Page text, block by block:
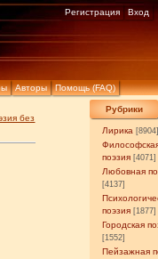
Авторы Помощь (FAQ)
Регистрация Вход
Рубрики
Лирика
поэзия [4071]
Любовная
[4137]
поэзия [1877]
Городская
[1552]
Пейзажная
без